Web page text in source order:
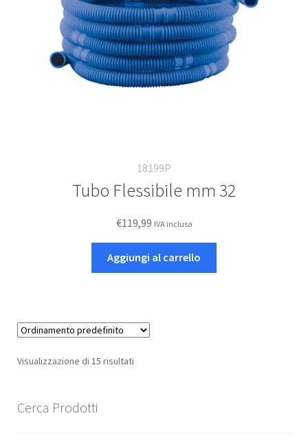
18199P
Tubo Flessibile mm 32
€119,99 IVA inclusa
Aggiungi al carrello
Visualizzazione di 15 risultati
Cerca Prodotti